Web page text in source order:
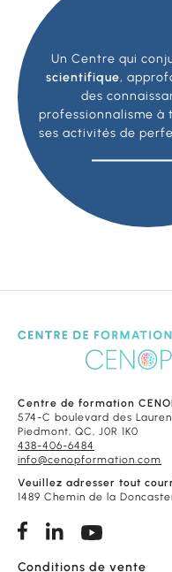
Un Centre qui
scientifique,
des
professionnalisme à
ses activités de
Centre de formation
574-C boulevard des
Piedmont, QC, J0R 1K0
438-406-6484
info@cenopformation.com
Veuillez adresser tout
1489 Chemin de la
Conditions de vente